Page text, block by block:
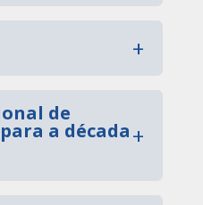
+
de
a década+